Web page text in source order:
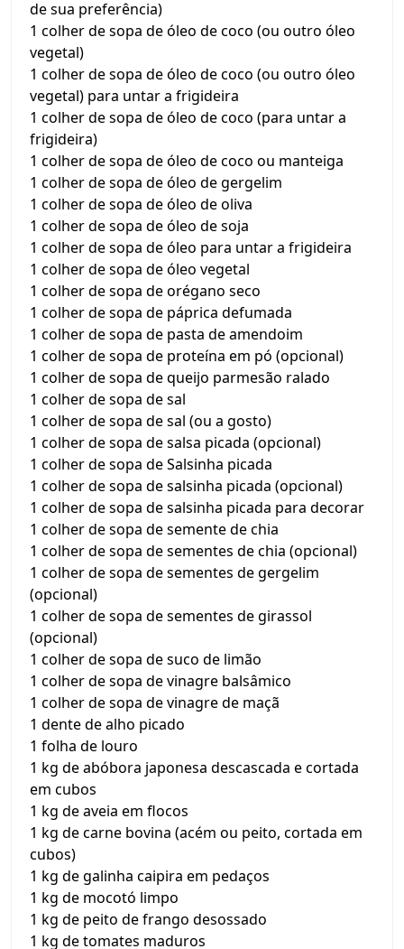
de sua preferência)
1 colher de sopa de óleo de coco (ou outro óleo
vegetal)
1 colher de sopa de óleo de coco (ou outro óleo
vegetal) para untar a frigideira
1 colher de sopa de óleo de coco (para untar a
frigideira)
1 colher de sopa de óleo de coco ou manteiga
1 colher de sopa de óleo de gergelim
1 colher de sopa de óleo de oliva
1 colher de sopa de óleo de soja
1 colher de sopa de óleo para untar a frigideira
1 colher de sopa de óleo vegetal
1 colher de sopa de orégano seco
1 colher de sopa de páprica defumada
1 colher de sopa de pasta de amendoim
1 colher de sopa de proteína em pó (opcional)
1 colher de sopa de queijo parmesão ralado
1 colher de sopa de sal
1 colher de sopa de sal (ou a gosto)
1 colher de sopa de salsa picada (opcional)
1 colher de sopa de Salsinha picada
1 colher de sopa de salsinha picada (opcional)
1 colher de sopa de salsinha picada para decorar
1 colher de sopa de semente de chia
1 colher de sopa de sementes de chia (opcional)
1 colher de sopa de sementes de gergelim
(opcional)
1 colher de sopa de sementes de girassol
(opcional)
1 colher de sopa de suco de limão
1 colher de sopa de vinagre balsâmico
1 colher de sopa de vinagre de maçã
1 dente de alho picado
1 folha de louro
1 kg de abóbora japonesa descascada e cortada
em cubos
1 kg de aveia em flocos
1 kg de carne bovina (acém ou peito, cortada em
cubos)
1 kg de galinha caipira em pedaços
1 kg de mocotó limpo
1 kg de peito de frango desossado
1 kg de tomates maduros